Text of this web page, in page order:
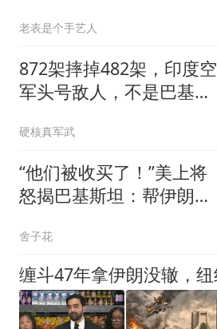
老表是个手艺人
872架摔掉482架，印度空
军头号敌人，不是巴基斯
硬核真军武
“他们被收买了！”美上将
怒揭巴基斯坦：帮伊朗演
舍子花